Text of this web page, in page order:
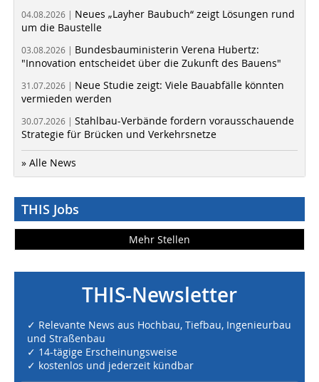
04.08.2026 | Neues „Layher Baubuch“ zeigt Lösungen rund
um die Baustelle
03.08.2026 | Bundesbauministerin Verena Hubertz:
"Innovation entscheidet über die Zukunft des Bauens"
31.07.2026 | Neue Studie zeigt: Viele Bauabfälle könnten
vermieden werden
30.07.2026 | Stahlbau-Verbände fordern vorausschauende
Strategie für Brücken und Verkehrsnetze
» Alle News
THIS Jobs
Mehr Stellen
THIS-Newsletter
✓ Relevante News aus Hochbau, Tiefbau, Ingenieurbau
und Straßenbau
✓ 14-tägige Erscheinungsweise
✓ kostenlos und jederzeit kündbar